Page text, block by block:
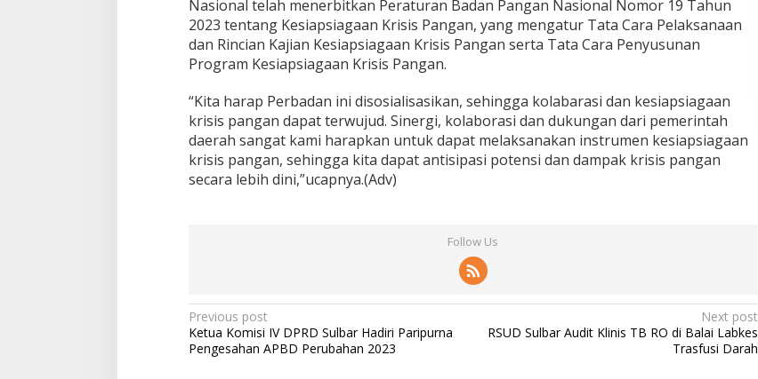
a
n
g
a
n
r
i
i
s
P
Nasional telah menerbitkan Peraturan Badan Pangan Nasional Nomor 19 Tahun
2023 tentang Kesiapsiagaan Krisis Pangan, yang mengatur Tata Cara Pelaksanaan
dan Rincian Kajian Kesiapsiagaan Krisis Pangan serta Tata Cara Penyusunan
Program Kesiapsiagaan Krisis Pangan.
“Kita harap Perbadan ini disosialisasikan, sehingga kolabarasi dan kesiapsiagaan
krisis pangan dapat terwujud. Sinergi, kolaborasi dan dukungan dari pemerintah
daerah sangat kami harapkan untuk dapat melaksanakan instrumen kesiapsiagaan
krisis pangan, sehingga kita dapat antisipasi potensi dan dampak krisis pangan
secara lebih dini,”ucapnya.(Adv)
Follow Us
P
o
Previous post
Ketua Komisi IV DPRD Sulbar Hadiri Paripurna
Pengesahan APBD Perubahan 2023
Next post
RSUD Sulbar Audit Klinis TB RO di Balai Labkes
Trasfusi Darah